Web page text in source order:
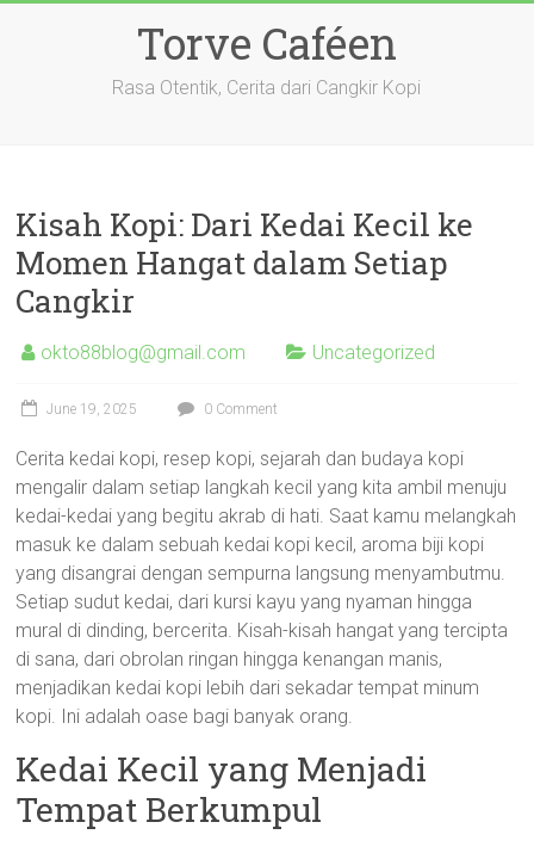
Torve Caféen
Rasa Otentik, Cerita dari Cangkir Kopi
Kisah Kopi: Dari Kedai Kecil ke
Momen Hangat dalam Setiap
Cangkir
okto88blog@gmail.com Uncategorized
June 19, 2025 0 Comment
Cerita kedai kopi, resep kopi, sejarah dan budaya kopi
mengalir dalam setiap langkah kecil yang kita ambil menuju
kedai-kedai yang begitu akrab di hati. Saat kamu melangkah
masuk ke dalam sebuah kedai kopi kecil, aroma biji kopi
yang disangrai dengan sempurna langsung menyambutmu.
Setiap sudut kedai, dari kursi kayu yang nyaman hingga
mural di dinding, bercerita. Kisah-kisah hangat yang tercipta
di sana, dari obrolan ringan hingga kenangan manis,
menjadikan kedai kopi lebih dari sekadar tempat minum
kopi. Ini adalah oase bagi banyak orang.
Kedai Kecil yang Menjadi
Tempat Berkumpul